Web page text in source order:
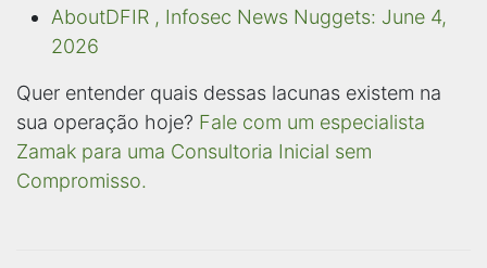
AboutDFIR , Infosec News Nuggets: June 4,
2026
Quer entender quais dessas lacunas existem na
sua operação hoje? Fale com um especialista
Zamak para uma Consultoria Inicial sem
Compromisso.